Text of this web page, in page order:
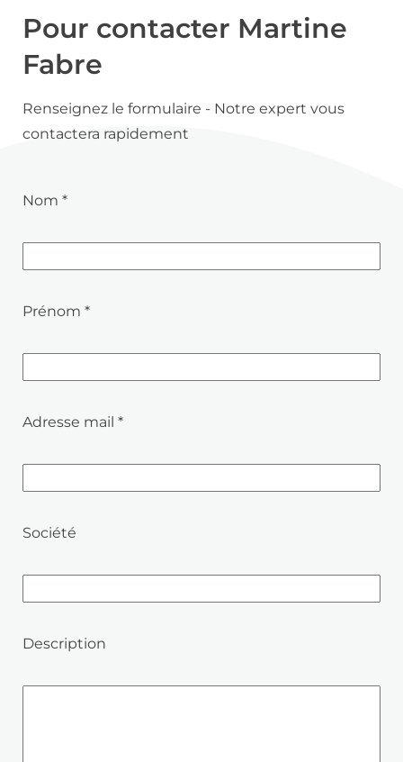
Pour contacter Martine
Fabre
Renseignez le formulaire - Notre expert vous
contactera rapidement
Nom *
Prénom *
Adresse mail *
Société
Description